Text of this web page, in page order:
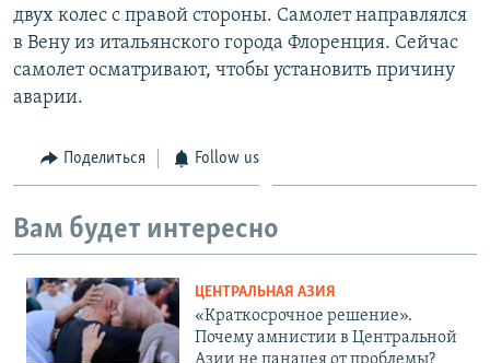
двух колес с правой стороны. Самолет направлялся
в Вену из итальянского города Флоренция. Сейчас
самолет осматривают, чтобы установить причину
аварии.
Поделиться Follow us
Вам будет интересно
ЦЕНТРАЛЬНАЯ АЗИЯ
«Краткосрочное решение».
Почему амнистии в Центральной